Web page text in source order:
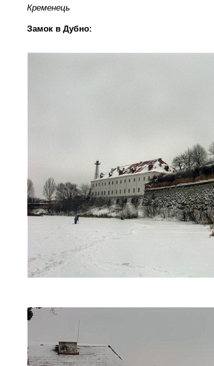
Кременець
Замок в Дубно: